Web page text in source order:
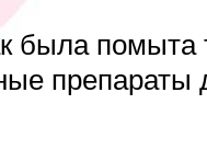
была